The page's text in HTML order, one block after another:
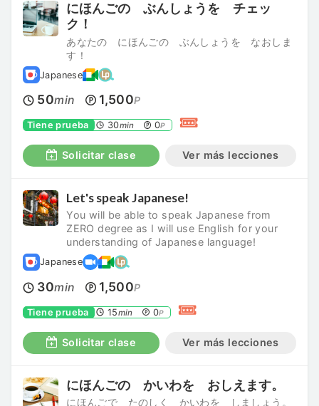
にほんごの ぶんしょうを チェッ
ク！
あなたの にほんごの ぶんしょうを なおしま
す！
Japanese
50min 1,500P
Tiene prueba 30min 0P
Solicitar clase Ver más lecciones
Let's speak Japanese!
You will be able to speak Japanese from
ZERO degree as I will use English for your
understanding of Japanese language!
Japanese
30min 1,500P
Tiene prueba 15min 0P
Solicitar clase Ver más lecciones
にほんごの かいわを おしえます。
にほんごで たのしく かいわを しましょう。